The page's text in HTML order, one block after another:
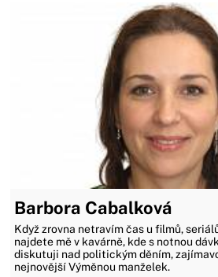
Barbora Cabalková
Když zrovna netravím čas u filmů,
najdete mě v kavárně, kde s notnou
diskutuji nad politickým děním,
nejnovější Výměnou manželek.